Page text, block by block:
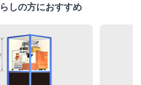
しの方におすすめ